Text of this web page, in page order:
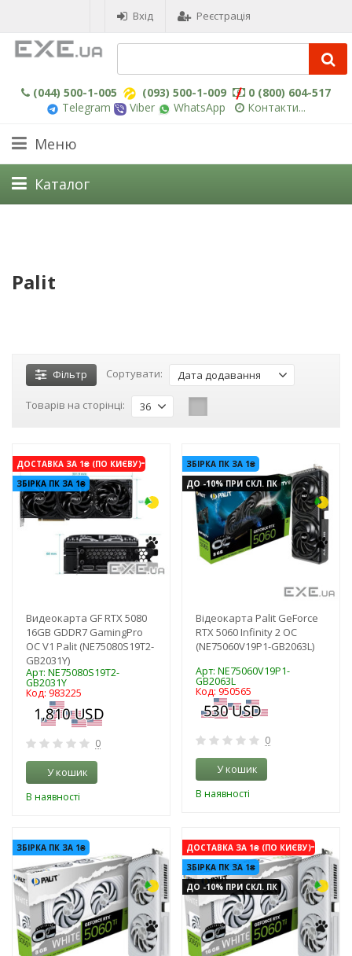
Вхід Реєстрація
(044) 500-1-005 (093) 500-1-009
0 (800) 604-517
Telegram
Viber WhatsApp Контакти...
Меню
Каталог
Palit
Фільтр Сортувати: Дата додавання
Товарів на сторінці: 36
ДОСТАВКА ЗА 1₴ (ПО КИЄВУ)
ЗБІРКА ПК ЗА 1₴
-3%
Видеокарта GF RTX 5080
16GB GDDR7 GamingPro
OC V1 Palit (NE75080S19T2-
GB2031Y)
Арт: NE75080S19T2-
GB2031Y
Код: 983225
0
У кошик
В наявності
ЗБІРКА ПК ЗА 1₴
ДО -10% ПРИ СКЛ. ПК
-3%
Відеокарта Palit GeForce
RTX 5060 Infinity 2 OC
(NE75060V19P1-GB2063L)
Арт: NE75060V19P1-
GB2063L
Код: 950565
0
У кошик
В наявності
ЗБІРКА ПК ЗА 1₴ -3%
ДОСТАВКА ЗА 1₴ (ПО КИЄВУ)
ЗБІРКА ПК ЗА 1₴
ДО -10% ПРИ СКЛ. ПК
-3%